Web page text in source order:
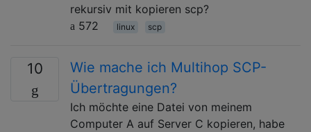
rekursiv mit kopieren scp?
572
linux scp
10
Wie mache ich Multihop SCP-
Übertragungen?
Ich möchte eine Datei von meinem
Computer A auf Server C kopieren, habe